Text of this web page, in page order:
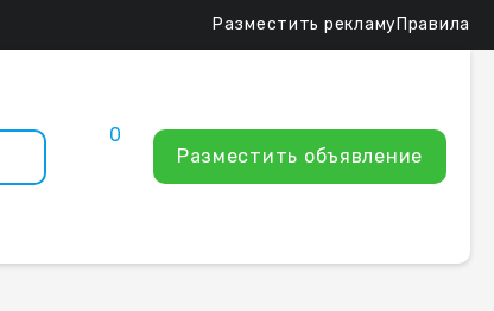
Разместить рекламуПравила
0
Разместить объявление